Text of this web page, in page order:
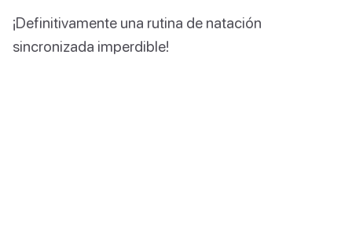
¡Definitivamente una rutina de natación
sincronizada imperdible!